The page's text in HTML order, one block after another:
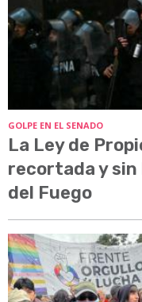
GOLPE EN EL SENADO
La Ley de
recortada y
del Fuego